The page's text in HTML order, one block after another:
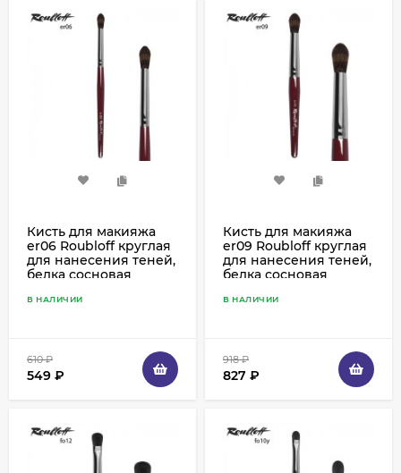
Кисть для макияжа
er06 Roubloff круглая
для нанесения теней,
белка сосновая
В НАЛИЧИИ
610₽
549 ₽
Кисть для макияжа
er09 Roubloff круглая
для нанесения теней,
белка сосновая
В НАЛИЧИИ
918₽
827 ₽